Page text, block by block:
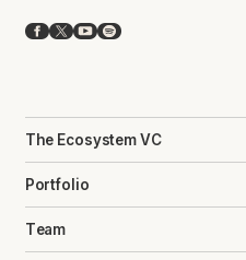
Facebook
X YouTube
Spotify
The Ecosystem VC
Portfolio
Team